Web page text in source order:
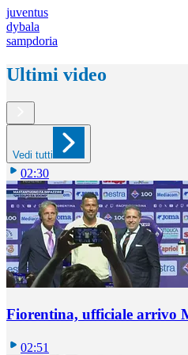
juventus
dybala
sampdoria
Ultimi video
Vedi tutti
02:30
Fiorentina, ufficiale arrivo
02:51